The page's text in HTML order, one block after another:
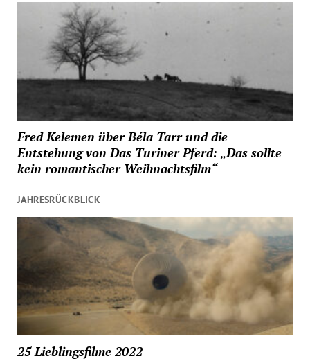
Fred Kelemen über Béla Tarr und die
Entstehung von Das Turiner Pferd: „Das sollte
kein romantischer Weihnachtsfilm“
JAHRESRÜCKBLICK
25 Lieblingsfilme 2022